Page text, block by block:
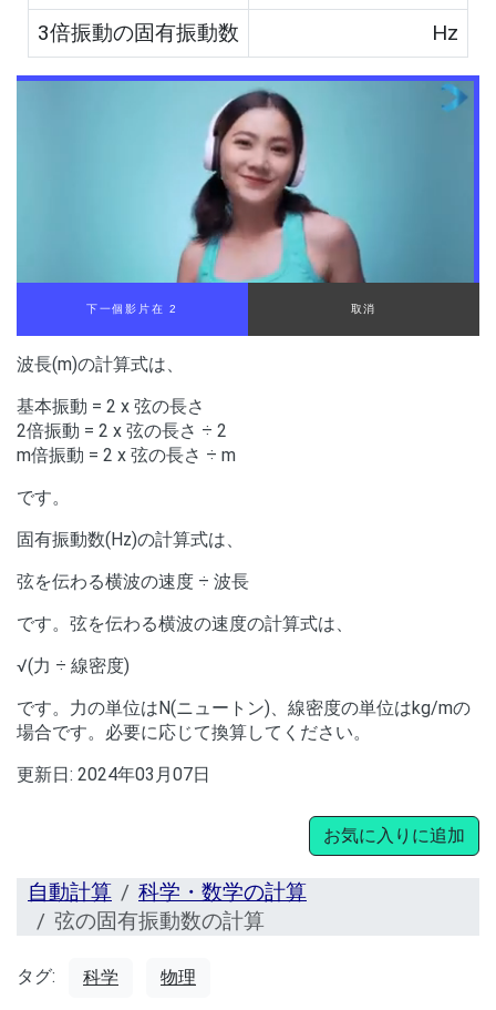
3倍振動の固有振動数
Hz
下一個影片在 1 取消
波長(m)の計算式は、
基本振動 = 2 x 弦の長さ
2倍振動 = 2 x 弦の長さ ÷ 2
m倍振動 = 2 x 弦の長さ ÷ m
です。
固有振動数(Hz)の計算式は、
弦を伝わる横波の速度 ÷ 波長
です。弦を伝わる横波の速度の計算式は、
√(力 ÷ 線密度)
です。力の単位はN(ニュートン)、線密度の単位はkg/mの
場合です。必要に応じて換算してください。
更新日: 2024年03月07日
お気に入りに追加
自動計算
科学・数学の計算
弦の固有振動数の計算
タグ: 科学 物理